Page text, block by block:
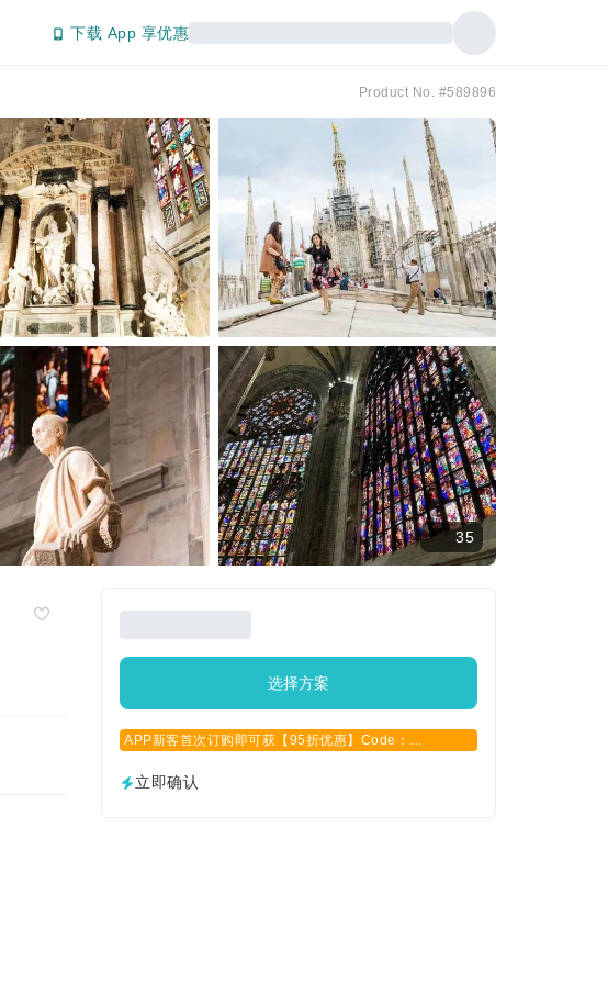
下载 App 享优惠
Product No. #589896
35
选择方案
APP新客首次订购即可获【95折优惠】Code：
立即确认